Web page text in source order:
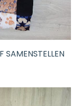
SAMENSTELLEN